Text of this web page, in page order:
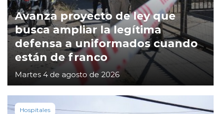
Avanza proyecto de ley que
busca ampliar la legítima
defensa a uniformados cuando
están de franco
Martes 4 de agosto de 2026
Hospitales